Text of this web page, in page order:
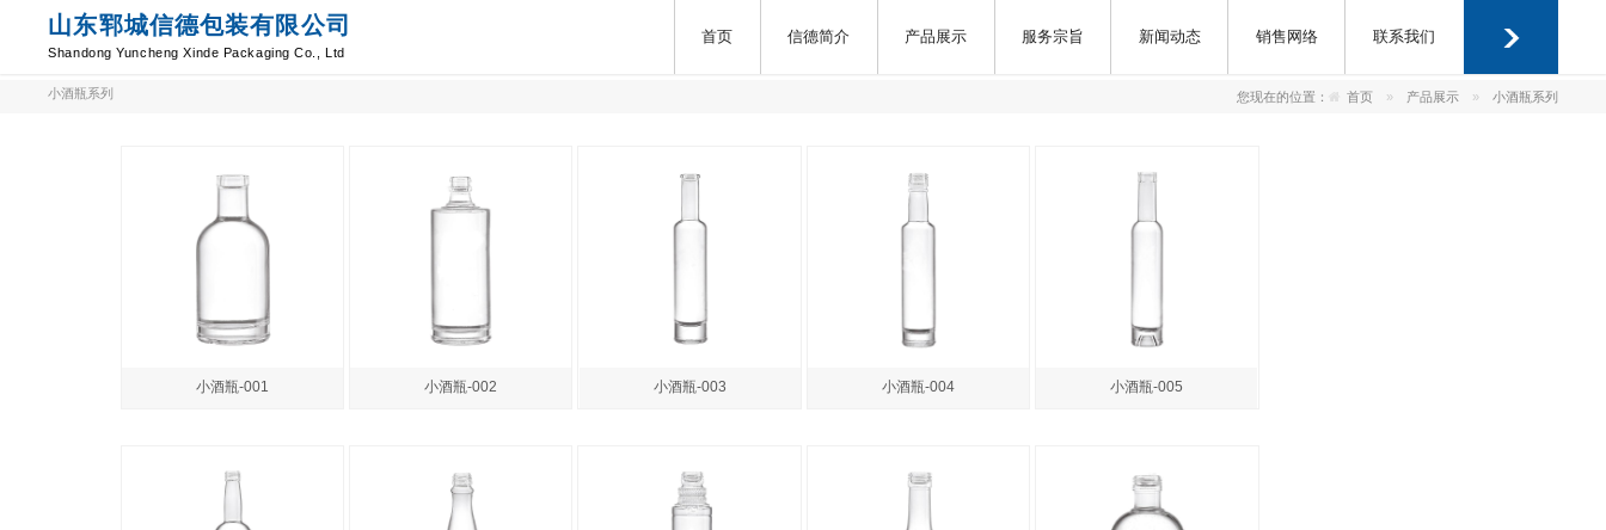
山东郓城信德包装有限公司
Shandong Yuncheng Xinde Packaging Co., Ltd
首页 信德简介 产品展示 服务宗旨 新闻动态 销售网络 联系我们
小酒瓶系列 您现在的位置： 首页 产品展示 小酒瓶系列
小酒瓶-001 小酒瓶-002 小酒瓶-003 小酒瓶-004 小酒瓶-005